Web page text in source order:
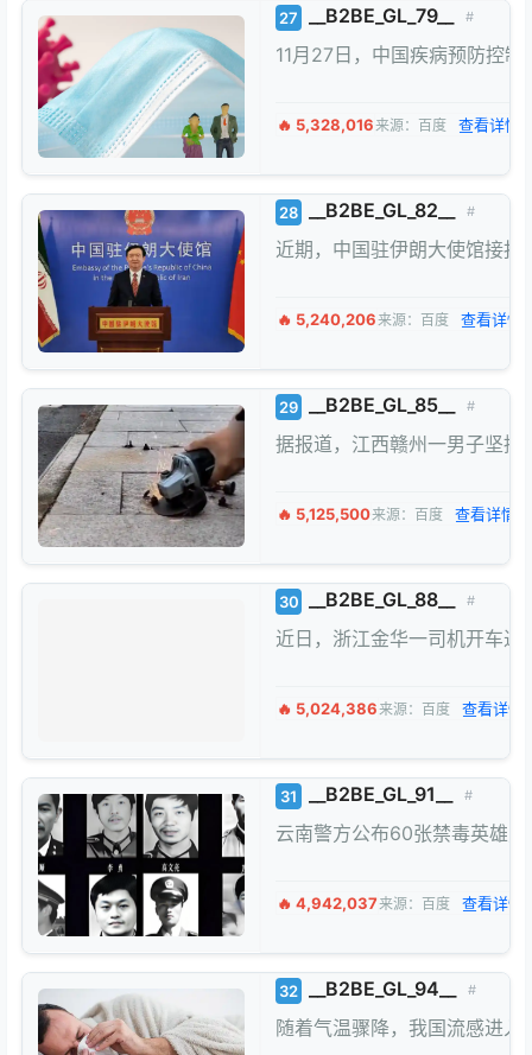
27 __B2BE_GL_79__ #
11月27日，中国疾病预防控
🔥 5,328,016来源：百度 查看详情
28 __B2BE_GL_82__ #
近期，中国驻伊朗大使馆接
🔥 5,240,206来源：百度 查看详情
29 __B2BE_GL_85__ #
据报道，江西赣州一男子坚
🔥 5,125,500来源：百度 查看详情
30 __B2BE_GL_88__ #
近日，浙江金华一司机开车过
🔥 5,024,386来源：百度 查看详情
31 __B2BE_GL_91__ #
云南警方公布60张禁毒英雄
🔥 4,942,037来源：百度 查看详情
32 __B2BE_GL_94__ #
随着气温骤降，我国流感进